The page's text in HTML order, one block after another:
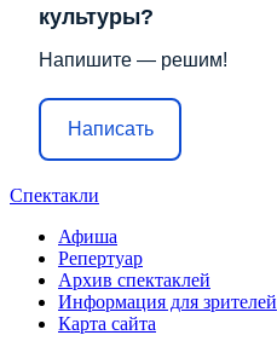
культуры?
Напишите — решим!
Написать
Спектакли
Афиша
Репертуар
Архив спектаклей
Информация для зрителей
Карта сайта